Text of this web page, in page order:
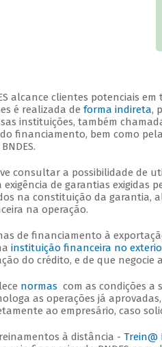
alcance clientes potenciais
é realizada de forma indireta,
instituições, também
financiamento, bem como
consultar a possibilidade de
exigência de garantias exigidas
na constituição da garantia,
na operação.
de financiamento à
instituição financeira no
do crédito, e de que negocie
normas com as condições a
as operações já
ao empresário, caso
à distância - Trein@